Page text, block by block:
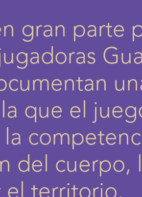
gran parte
que el
del cuerpo,
el territorio.